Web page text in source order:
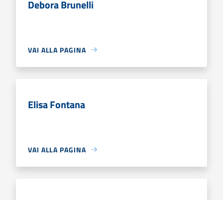
Debora Brunelli
VAI ALLA PAGINA
Elisa Fontana
VAI ALLA PAGINA